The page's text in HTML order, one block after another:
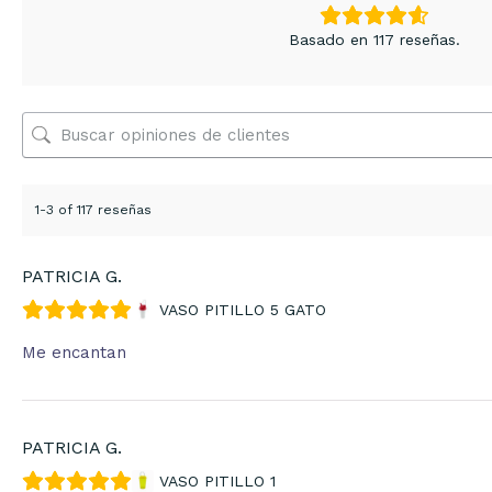
Basado en 117 reseñas.
1-3 of 117 reseñas
PATRICIA G.
VASO PITILLO 5 GATO
Me encantan
PATRICIA G.
VASO PITILLO 1